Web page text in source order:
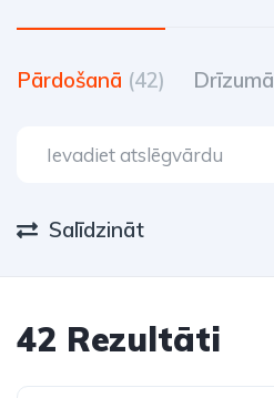
Pārdošanā (42) Drīzumā
Salīdzināt
42 Rezultāti